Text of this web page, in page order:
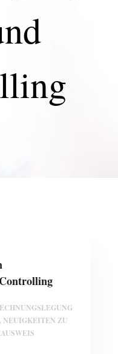
NEUIGKEITEN ZU